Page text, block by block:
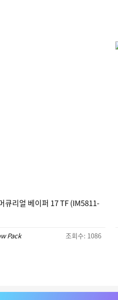
큐리얼 베이퍼 17 TF (IM5811-
Pack 조회수: 1086